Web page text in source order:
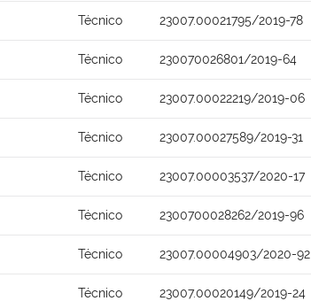
Técnico 23007.00021795/2019-78
Técnico 230070026801/2019-64
Técnico 23007.00022219/2019-06
Técnico 23007.00027589/2019-31
Técnico 23007.00003537/2020-17
Técnico 2300700028262/2019-96
Técnico 23007.00004903/2020-92
Técnico 23007.00020149/2019-24